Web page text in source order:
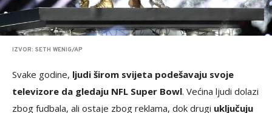
IZVOR: SETH WENIG/AP
Svake godine, ljudi širom svijeta podešavaju svoje
televizore da gledaju NFL Super Bowl. Većina ljudi dolazi
zbog fudbala, ali ostaje zbog reklama, dok drugi uključuju